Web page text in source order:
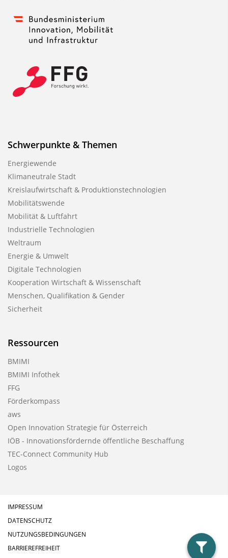
filter
Schwerpunkte & Themen
Energiewende
Klimaneutrale Stadt
Kreislaufwirtschaft & Produktionstechnologien
Mobilitätswende
Mobilität & Luftfahrt
Industrielle Technologien
Weltraum
Energie & Umwelt
Digitale Technologien
Kooperation Wirtschaft & Wissenschaft
Menschen, Qualifikation & Gender
Sicherheit
Ressourcen
BMIMI
BMIMI Infothek
FFG
Förderkompass
aws
Open Innovation Strategie für Österreich
IÖB - Innovationsfördernde öffentliche Beschaffung
TEC-Connect Community Hub
Logos
IMPRESSUM
DATENSCHUTZ
NUTZUNGSBEDINGUNGEN
BARRIEREFREIHEIT